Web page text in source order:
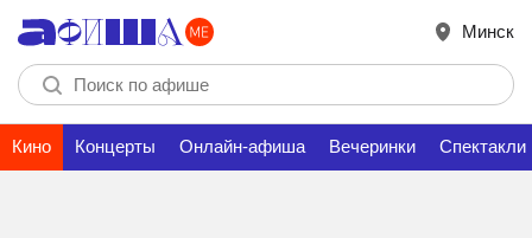
Минск
Кино Концерты Онлайн-афиша Вечеринки Спектакли